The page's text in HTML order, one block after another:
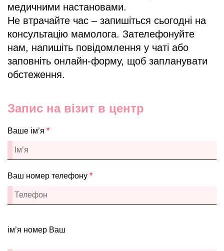
медичними настановами.
Не втрачайте час – запишіться сьогодні на
консультацію мамолога. Зателефонуйте
нам, напишіть повідомлення у чаті або
заповніть онлайн-форму, щоб запланувати
обстеження.
Запис на візит в центр
Ваше ім’я *
Ваш номер телефону *
ім’я номер Ваш